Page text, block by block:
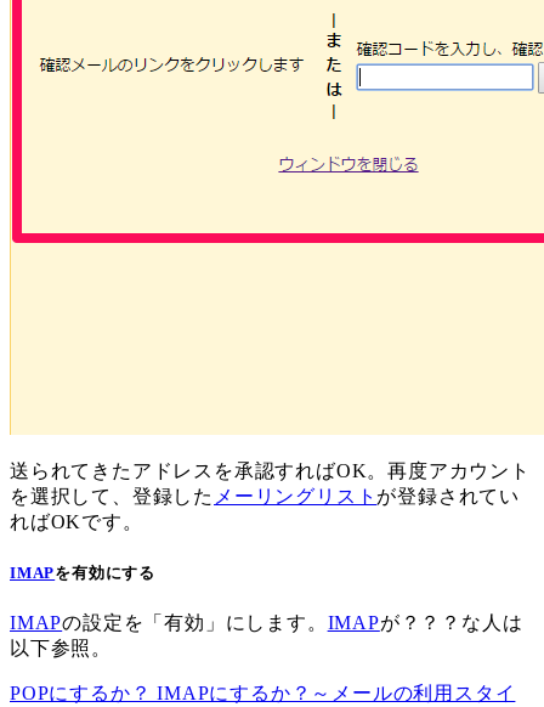
送られてきたアドレスを承認すればOK。再度アカウント
を選択して、登録した メーリングリスト が登録されてい
ればOKです。
IMAPを有効にする
IMAPの設定を「有効」にします。 IMAPが？？？な人は
以下参照。
POPにするか？ IMAPにするか？～メールの利用スタイ